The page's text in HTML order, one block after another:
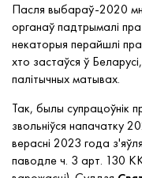
Пасля выбараў-2020
органаў падтрымалі
некаторыя перайшлі
хто застаўся ў
палітычных матывах.
Так, былы супрацоўнік
звольніўся напачатку
верасні 2023 года
паводле ч. 3 арт. 130